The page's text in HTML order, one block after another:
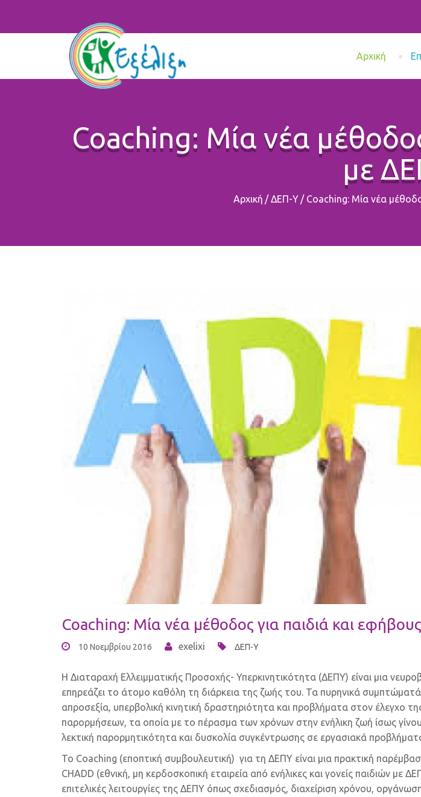
Aρχική
Coaching: Μία νέα
με
Αρχική / ΔΕΠ-Υ /Coaching: Μία νέα
Coaching: Μία νέα μέθοδος για παιδιά και
10 Νοεμβρίου 2016 exelixi ΔΕΠ-Υ
Η Διαταραχή Ελλειμματικής Προσοχής- Υπερκινητικότητα (ΔΕΠΥ) είναι μια
επηρεάζει το άτομο καθόλη τη διάρκεια της ζωής του. Τα πυρηνικά συμπτώματά
απροσεξία, υπερβολική κινητική δραστηριότητα και προβλήματα στον έλεγχο
παρορμήσεων, τα οποία με το πέρασμα των χρόνων στην ενήλικη ζωή ίσως
λεκτική παρορμητικότητα και δυσκολία συγκέντρωσης σε εργασιακά
Το Coaching (εποπτική συμβουλευτική) για τη ΔΕΠΥ είναι μια πρακτική
CHADD (εθνική, μη κερδοσκοπική εταιρεία από ενήλικες και γονείς παιδιών με
επιτελικές λειτουργίες της ΔΕΠΥ όπως σχεδιασμός, διαχείριση χρόνου,